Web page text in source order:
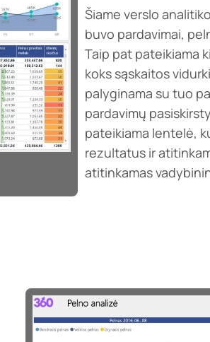
Šiame verslo
buvo pardavimai,
Taip pat pateikiama
koks sąskaitos
palyginama su tuo
pardavimų
pateikiama lentelė,
rezultatus ir
atitinkamas